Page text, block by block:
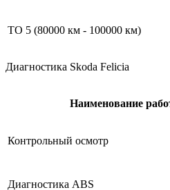
ТО 5 (80000 км - 100000 км)
Диагностика Skoda Felicia
Наименование
Контрольный осмотр
Диагностика ABS